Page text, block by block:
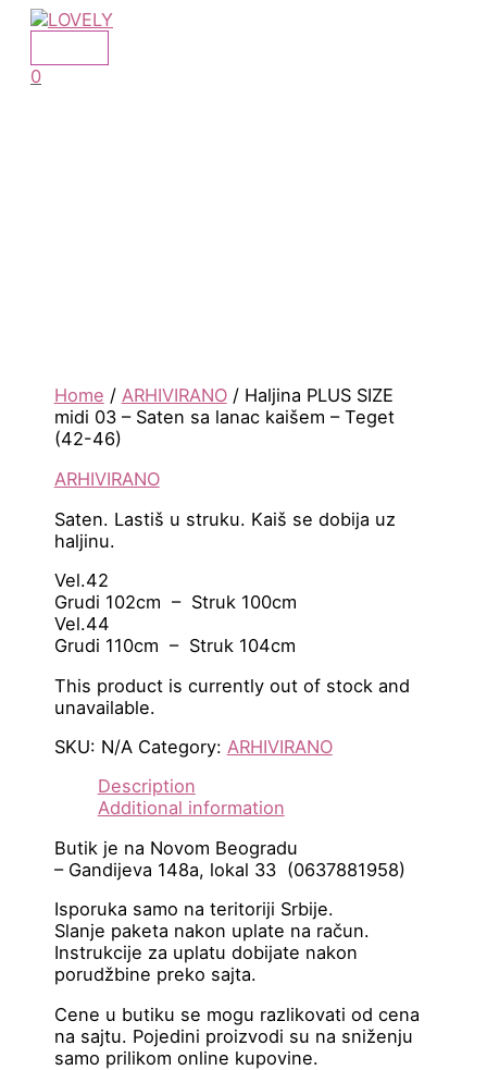
Skip
MENU
0
Home / ARHIVIRANO/ Haljina PLUS SIZE
midi 03 – Saten sa lanac kaišem – Teget
(42-46)
ARHIVIRANO
Saten. Lastiš u struku. Kaiš se dobija uz
haljinu.
Vel.42
Grudi 102cm – Struk 100cm
Vel.44
Grudi 110cm – Struk 104cm
This product is currently out of stock and
unavailable.
SKU: N/A Category: ARHIVIRANO
Description
Additional information
Butik je na Novom Beogradu
– Gandijeva 148a, lokal 33 (0637881958)
Isporuka samo na teritoriji Srbije.
Slanje paketa nakon uplate na račun.
Instrukcije za uplatu dobijate nakon
porudžbine preko sajta.
Cene u butiku se mogu razlikovati od cena
na sajtu. Pojedini proizvodi su na sniženju
samo prilikom online kupovine.